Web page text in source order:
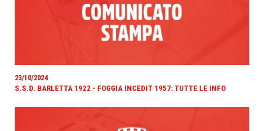
23/10/2024
S.S.D. BARLETTA 1922 - FOGGIA INCEDIT 1957: TUTTE LE INFO